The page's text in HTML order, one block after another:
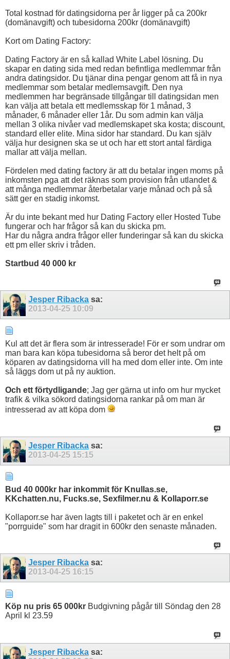
Total kostnad för datingsidorna per år ligger på ca 200kr
(domänavgift) och tubesidorna 200kr (domänavgift)
Kort om Dating Factory:
Dating Factory är en så kallad White Label lösning. Du
skapar en dating sida med redan befintliga medlemmar från
andra datingsidor. Du tjänar dina pengar genom att få in nya
medlemmar som betalar medlemsavgift. Den nya
medlemmen har begränsade tillgångar till datingsidan men
kan välja att betala ett medlemsskap för 1 månad, 3
månader, 6 månader eller 1år. Du som admin kan välja
mellan 3 olika nivåer vad medlemskapet ska kosta; discount,
standard eller elite. Mina sidor har standard. Du kan själv
välja hur designen ska se ut och har ett stort antal färdiga
mallar att välja mellan.
Fördelen med dating factory är att du betalar ingen moms på
inkomsten pga att det räknas som provision från utlandet &
att många medlemmar återbetalar varje månad och på så
sätt ger en stadig inkomst.
Är du inte bekant med hur Dating Factory eller Hosted Tube
fungerar och har frågor så kan du skicka pm.
Har du några andra frågor eller funderingar så kan du skicka
ett pm eller skriv i tråden.
Startbud 40 000 kr
Jesper Ribacka sa:
2013-04-25 10:09
Kul att det är flera som är intresserade! För er som undrar om
man bara kan köpa tubesidorna så beror det helt på om
köparen av datingsidorna vill ha med dom eller inte. Om inte
så läggs dom ut på ny auktion.
Och ett förtydligande; Jag ger gärna ut info om hur mycket
trafik & vilka sökord datingsidorna rankar på om man är
intresserad av att köpa dom
Jesper Ribacka sa:
2013-04-25 15:15
Bud 40 000kr har inkommit för Knullas.se,
KKchatten.nu, Fucks.se, Sexfilmer.nu & Kollaporr.se
Kollaporr.se har även lagts till i paketet och är en enkel
"porrguide" som har dragit in 600kr den senaste månaden.
Jesper Ribacka sa:
2013-04-25 16:15
Köp nu pris 65 000kr Budgivning pågår till Söndag den 28
April kl 23.59
Jesper Ribacka sa: